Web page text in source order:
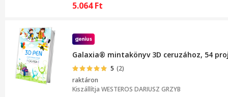
5.064Ft
Galaxia® mintakönyv 3D ceruzához, 54
5 (2)
raktáron
Kiszállítja WESTEROS DARIUSZ GRZYB